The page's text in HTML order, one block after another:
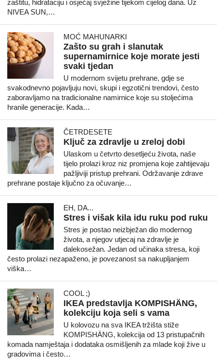
zaštitu, hidrataciju i osjećaj svježine tijekom cijelog dana. Uz
NIVEA SUN,…
MOĆ MAHUNARKI
Zašto su grah i slanutak
supernamirnice koje morate jesti
svaki tjedan
U modernom svijetu prehrane, gdje se
svakodnevno pojavljuju novi, skupi i egzotični trendovi, često
zaboravljamo na tradicionalne namirnice koje su stoljećima
hranile generacije. Kada…
ČETRDESETE
Ključ za zdravlje u zreloj dobi
Ulaskom u četvrto desetljeću života, naše
tijelo prolazi kroz niz promjena koje zahtijevaju
pažljiviji pristup prehrani. Održavanje zdrave
prehrane postaje ključno za očuvanje…
EH, DA...
Stres i višak kila idu ruku pod ruku
Stres je postao neizbježan dio modernog
života, a njegov utjecaj na zdravlje je
dalekosežan. Jedan od učinaka stresa, koji
često prolazi nezapaženo, je povezanost sa nakupljanjem
viška…
COOL ;)
IKEA predstavlja KOMPISHÄNG,
kolekciju koja seli s vama
U kolovozu na sva IKEA tržišta stiže
KOMPISHÄNG, kolekcija od 13 pristupačnih
komada namještaja i dodataka osmišljenih za mlade koji žive u
gradovima i često…